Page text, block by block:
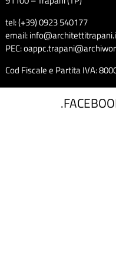
tel: (+39) 0923 540177
email:
PEC:
Cod Fiscale e Partita IVA: